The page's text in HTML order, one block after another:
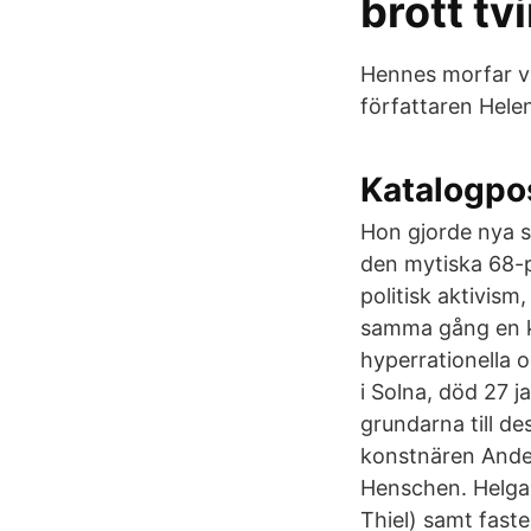
brott
Hennes morfar
författaren
Hon gjorde nya
den mytiska 68-
politisk
samma gång
hyperrationella
i Solna, död 27
grundarna till
konstnären
Henschen.
Thiel) samt